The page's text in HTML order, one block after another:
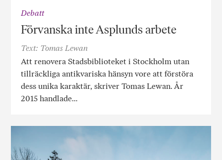
Debatt
Förvanska inte Asplunds arbete
Text: Tomas Lewan
Att renovera Stadsbiblioteket i Stockholm utan
tillräckliga antikvariska hänsyn vore att förstöra
dess unika karaktär, skriver Tomas Lewan. År
2015 handlade…